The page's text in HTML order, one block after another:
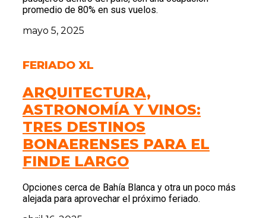
promedio de 80% en sus vuelos.
mayo 5, 2025
FERIADO XL
ARQUITECTURA,
ASTRONOMÍA Y VINOS:
TRES DESTINOS
BONAERENSES PARA EL
FINDE LARGO
Opciones cerca de Bahía Blanca y otra un poco más
alejada para aprovechar el próximo feriado.